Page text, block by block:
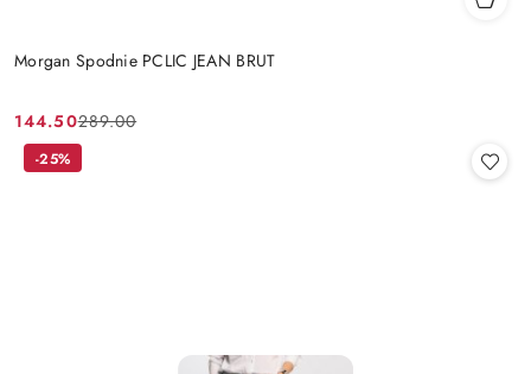
Morgan Spodnie PCLIC JEAN BRUT
Cena
promocyjna:
144.50
Cena
przed
289.00
-25%